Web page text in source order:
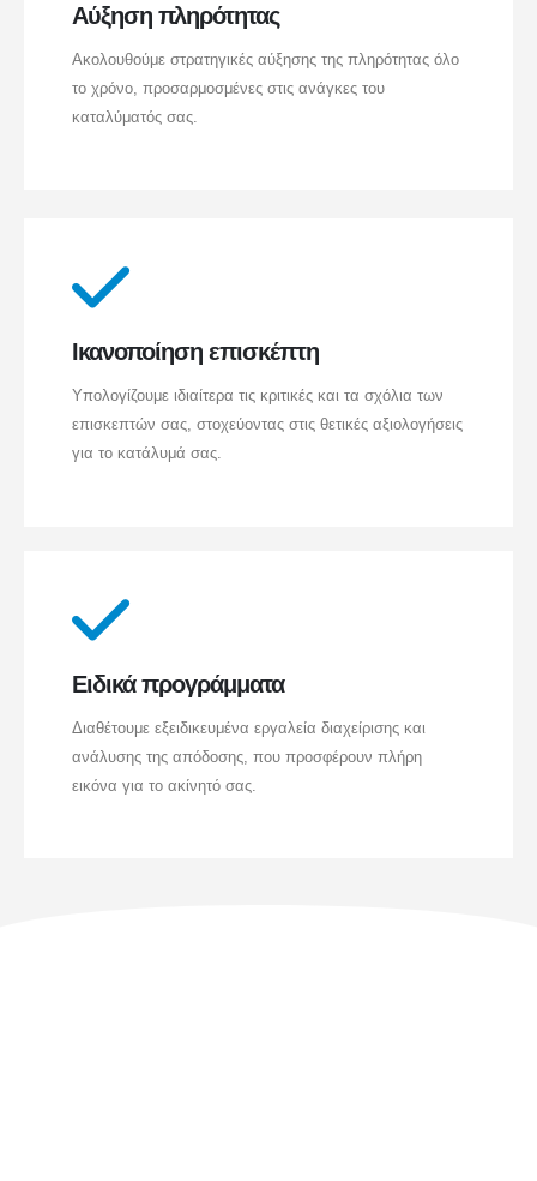
Αύξηση πληρότητας
Ακολουθούμε στρατηγικές αύξησης της πληρότητας όλο
το χρόνο, προσαρμοσμένες στις ανάγκες του
καταλύματός σας.
Ικανοποίηση επισκέπτη
Υπολογίζουμε ιδιαίτερα τις κριτικές και τα σχόλια των
επισκεπτών σας, στοχεύοντας στις θετικές αξιολογήσεις
για το κατάλυμά σας.
Ειδικά προγράμματα
Διαθέτουμε εξειδικευμένα εργαλεία διαχείρισης και
ανάλυσης της απόδοσης, που προσφέρουν πλήρη
εικόνα για το ακίνητό σας.